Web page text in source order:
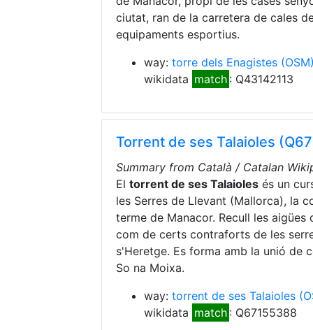
ciutat, ran de la carretera de cales
equipaments esportius.
way: torre dels Enagistes
wikidata match : Q43142113
Torrent de ses Talaioles
Summary from Català / Catalan
El torrent de ses Talaioles és un
les Serres de Llevant (Mallorca), la
terme de Manacor. Recull les
com de certs contraforts de les
s'Heretge. Es forma amb la unió de
So na Moixa.
way: torrent de ses Talaioles
wikidata match : Q67155388